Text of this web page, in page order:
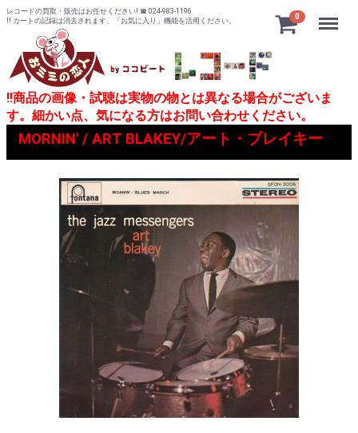
レコードの買取・販売はお任せください! ☎ 024-983-1196
!! カートの記録は消去されます、「お気に入り」機能を活用ください。
0 Menu
!!商品の画像・試聴は実物の物とは異なる場合がございま
す。細かい点、気になる方はお問い合わせください。
MORNIN' / ART BLAKEY/アート・ブレイキー